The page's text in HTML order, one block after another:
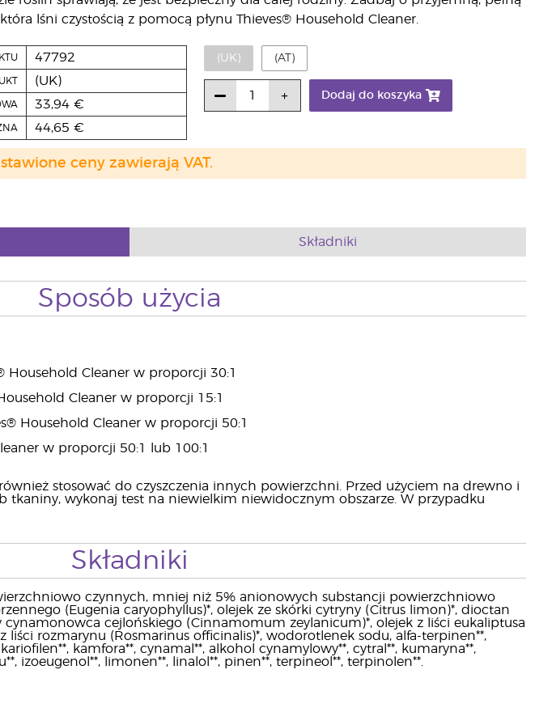
lśni czystością z pomocą płynu Thieves® Household Cleaner.
47792
(UK)
33,94 €
44,65 €
(UK) (AT)
Dodaj do koszyka
ceny zawierają VAT.
Składniki
Sposób użycia
Household Cleaner w proporcji 30:1
Cleaner w proporcji 15:1
Household Cleaner w proporcji 50:1
w proporcji 50:1 lub 100:1
stosować do czyszczenia innych powierzchni. Przed użyciem na drewno i
tkaniny, wykonaj test na niewielkim niewidocznym obszarze. W przypadku
Składniki
czynnych, mniej niż 5% anionowych substancji powierzchniowo
(Eugenia caryophyllus)*, olejek ze skórki cytryny (Citrus limon)*, dioctan
cejlońskiego (Cinnamomum zeylanicum)*, olejek z liści eukaliptusa
liści rozmarynu (Rosmarinus officinalis)*, wodorotlenek sodu, alfa-terpinen**,
kamfora**, cynamal**, alkohol cynamylowy**, cytral**, kumaryna**,
izoeugenol**, limonen**, linalol**, pinen**, terpineol**, terpinolen**.